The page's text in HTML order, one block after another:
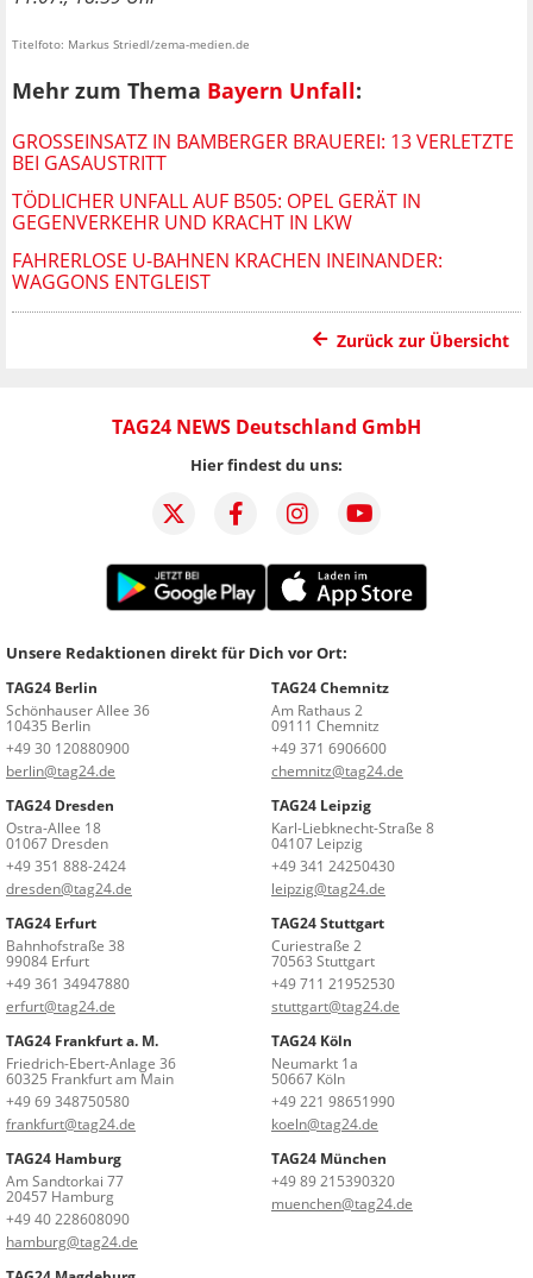
Titelfoto: Markus Striedl/zema-medien.de
Mehr zum Thema Bayern Unfall:
GROSSEINSATZ IN BAMBERGER BRAUEREI: 13 VERLETZTE B
EI GASAUSTRITT
TÖDLICHER UNFALL AUF B505: OPEL GERÄT IN
GEGENVERKEHR UND KRACHT IN LKW
FAHRERLOSE U-BAHNEN KRACHEN INEINANDER:
WAGGONS ENTGLEIST
Zurück zur Übersicht
TAG24 NEWS Deutschland GmbH
Hier findest du uns:
Unsere Redaktionen direkt für Dich vor Ort:
TAG24 Berlin
Schönhauser Allee 36
10435 Berlin
+49 30 120880900
berlin@tag24.de
TAG24 Chemnitz
Am Rathaus 2
09111 Chemnitz
+49 371 6906600
chemnitz@tag24.de
TAG24 Dresden
Ostra-Allee 18
01067 Dresden
+49 351 888-2424
dresden@tag24.de
TAG24 Leipzig
Karl-Liebknecht-Straße 8
04107 Leipzig
+49 341 24250430
leipzig@tag24.de
TAG24 Erfurt
Bahnhofstraße 38
99084 Erfurt
+49 361 34947880
erfurt@tag24.de
TAG24 Stuttgart
Curiestraße 2
70563 Stuttgart
+49 711 21952530
stuttgart@tag24.de
TAG24 Frankfurt a. M.
Friedrich-Ebert-Anlage 36
60325 Frankfurt am Main
+49 69 348750580
frankfurt@tag24.de
TAG24 Köln
Neumarkt 1a
50667 Köln
+49 221 98651990
koeln@tag24.de
TAG24 Hamburg
Am Sandtorkai 77
20457 Hamburg
+49 40 228608090
hamburg@tag24.de
TAG24 München
+49 89 215390320
muenchen@tag24.de